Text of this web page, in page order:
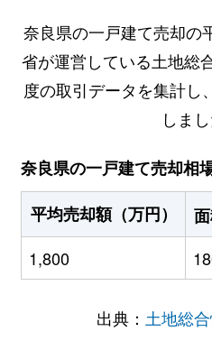
奈良県の一戸建て売却の
省が運営している土地総
度の取引データを集計し
しまし
奈良県の一戸建て売却相
平均売却額（万円）
1,800
出典： 土地総